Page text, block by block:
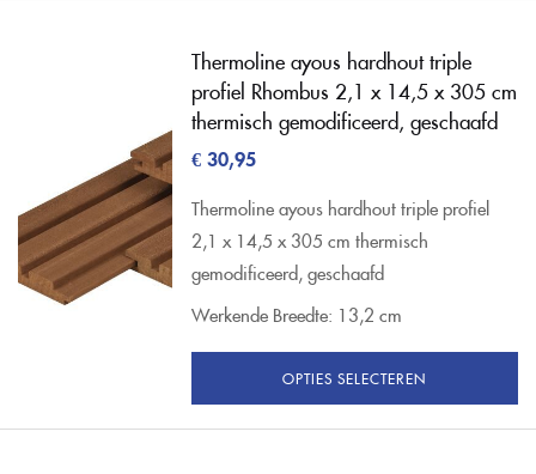
Thermoline ayous hardhout triple
profiel Rhombus 2,1 x 14,5 x 305 cm
thermisch gemodificeerd, geschaafd
€30,95
Thermoline ayous hardhout triple profiel
2,1 x 14,5 x 305 cm thermisch
gemodificeerd, geschaafd
Werkende Breedte: 13,2 cm
OPTIES SELECTEREN